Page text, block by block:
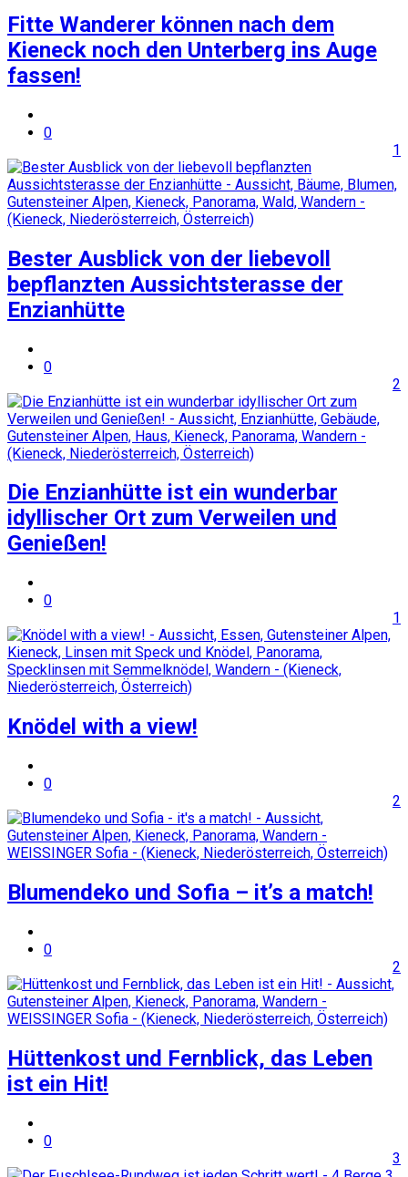
Fitte Wanderer können nach dem
Kieneck noch den Unterberg ins Auge
fassen!
0
1
Bester Ausblick von der liebevoll
bepflanzten Aussichtsterasse der
Enzianhütte
0
2
Die Enzianhütte ist ein wunderbar
idyllischer Ort zum Verweilen und
Genießen!
0
1
Knödel with a view!
0
2
Blumendeko und Sofia – it’s a match!
0
2
Hüttenkost und Fernblick, das Leben
ist ein Hit!
0
3